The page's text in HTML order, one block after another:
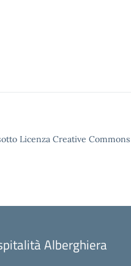
Licenza Creative
Alberghiera